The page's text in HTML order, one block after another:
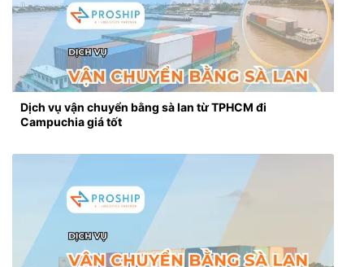
Dịch vụ vận chuyển bằng sà lan từ TPHCM đi
Campuchia giá tốt